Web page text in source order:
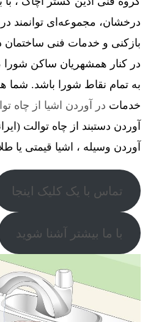
درخشان، مجموعه‌ای توانمند در
بازکنی و خدمات فنی ساختمان
در کنار همشهریان ساکن
به تمام نقاط شورا باشد. شما
خدمات در آوردن اشیا از چاه
آوردن دستبند از چاه توالت
آوردن وسیله ، اشیا قیمتی یا
تماس با یک کلیک اینجا
با ما بیشتر آشنا شوید